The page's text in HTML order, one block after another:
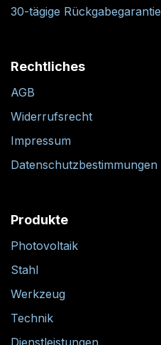
30-tägige Rückgabegarantie
Rechtliches
AGB
Widerrufsrecht
Impressum
Datenschutzbestimmungen
Produkte
Photovoltaik
Stahl
Werkzeug
Technik
Dienstleistungen